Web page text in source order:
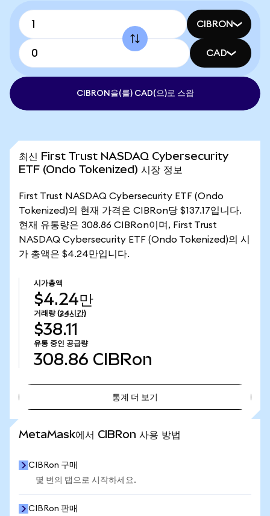
CIBRON
CAD
CIBRON을(를) CAD(으)로 스왑
최신 First Trust NASDAQ Cybersecurity
ETF (Ondo Tokenized) 시장 정보
First Trust NASDAQ Cybersecurity ETF (Ondo
Tokenized)의 현재 가격은 CIBRon당 $137.17입니다.
현재 유통량은 308.86 CIBRon이며, First Trust
NASDAQ Cybersecurity ETF (Ondo Tokenized)의 시
가 총액은 $4.24만입니다.
시가총액
$4.24만
거래량 (24시간)
$38.11
유통 중인 공급량
308.86 CIBRon
통계 더 보기
MetaMask에서 CIBRon 사용 방법
CIBRon 구매
몇 번의 탭으로 시작하세요.
CIBRon 판매